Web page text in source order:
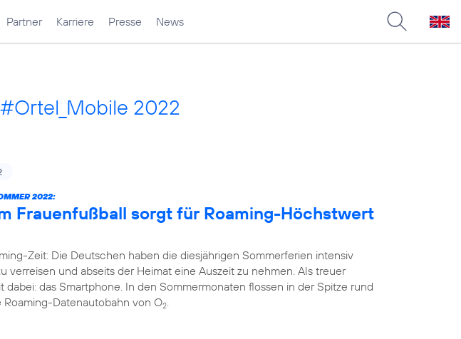
Partner Karriere Presse News
2022
2022:
Frauenfußball sorgt für Roaming-Höchstwert
Zeit: Die Deutschen haben die diesjährigen Sommerferien intensiv
verreisen und abseits der Heimat eine Auszeit zu nehmen. Als treuer
dabei: das Smartphone. In den Sommermonaten flossen in der Spitze rund
Roaming-Datenautobahn von O2.